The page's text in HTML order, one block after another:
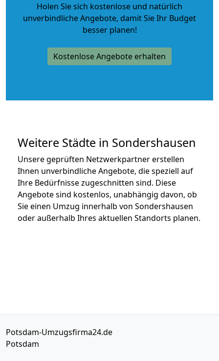
Holen Sie sich kostenlose und natürlich
unverbindliche Angebote, damit Sie Ihr Budget
besser planen!
Kostenlose Angebote erhalten
Weitere Städte in Sondershausen
Unsere geprüften Netzwerkpartner erstellen
Ihnen unverbindliche Angebote, die speziell auf
Ihre Bedürfnisse zugeschnitten sind. Diese
Angebote sind kostenlos, unabhängig davon, ob
Sie einen Umzug innerhalb von Sondershausen
oder außerhalb Ihres aktuellen Standorts planen.
Potsdam-Umzugsfirma24.de
Potsdam